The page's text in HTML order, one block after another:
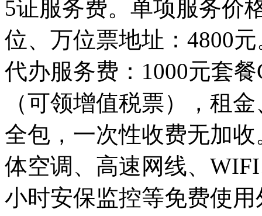
5证服务费。单项服务价
位、万位票地址：4800
代办服务费：1000元套
（可领增值税票），租
全包，一次性收费无加
体空调、高速网线、
小时安保监控等免费使